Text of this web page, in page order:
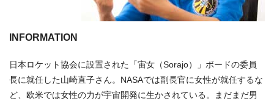
INFORMATION
日本ロケット協会に設置された「宙女（Sorajo）」ボードの委員
長に就任した山崎直子さん。NASAでは副長官に女性が就任するな
ど、欧米では女性の力が宇宙開発に生かされている。まだまだ男